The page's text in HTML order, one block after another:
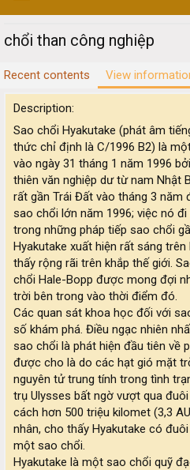
chổi than công nghiệp
Recent contents View
Description
Sao chổi Hyakutake (phát âm
thức chỉ định là C/1996 B2) là
vào ngày 31 tháng 1 năm 1996
thiên văn nghiệp dư từ nam Nhật
rất gần Trái Đất vào tháng 3 năm
sao chổi lớn năm 1996; việc nó
trong những pháp tiếp sao chổi
Hyakutake xuất hiện rất sáng
thấy rộng rãi trên khắp thế giới.
chổi Hale-Bopp được mong đợi
trời bên trong vào thời điểm đó.
Các quan sát khoa học đối với
số khám phá. Điều ngạc nhiên
sao chổi là phát hiện đầu tiên về
được cho là do các hạt gió mặt
nguyên tử trung tính trong tình
trụ Ulysses bất ngờ vượt qua
cách hơn 500 triệu kilomet (3,3
nhân, cho thấy Hyakutake có
một sao chổi.
Hyakutake là một sao chổi quỹ